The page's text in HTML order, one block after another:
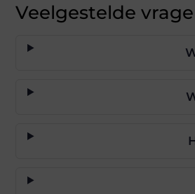
Veelgestelde